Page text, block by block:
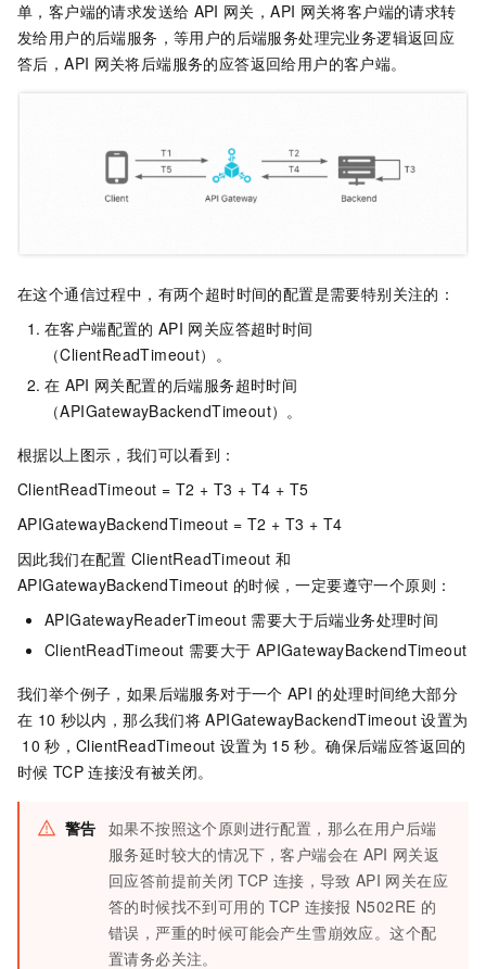
单，客户端的请求发送给 API 网关，API 网关将客户端的请求转
发给用户的后端服务，等用户的后端服务处理完业务逻辑返回应
答后，API 网关将后端服务的应答返回给用户的客户端。
在这个通信过程中，有两个超时时间的配置是需要特别关注的：
在客户端配置的 API 网关应答超时时间
（ClientReadTimeout）。
在 API 网关配置的后端服务超时时间
（APIGatewayBackendTimeout）。
根据以上图示，我们可以看到：
ClientReadTimeout = T2 + T3 + T4 + T5
APIGatewayBackendTimeout = T2 + T3 + T4
因此我们在配置 ClientReadTimeout 和
APIGatewayBackendTimeout 的时候，一定要遵守一个原则：
APIGatewayReaderTimeout 需要大于后端业务处理时间
ClientReadTimeout 需要大于 APIGatewayBackendTimeout
我们举个例子，如果后端服务对于一个 API 的处理时间绝大部分
在 10 秒以内，那么我们将 APIGatewayBackendTimeout 设置为
10 秒，ClientReadTimeout 设置为 15 秒。确保后端应答返回的
时候 TCP 连接没有被关闭。
警告 如果不按照这个原则进行配置，那么在用户后端
服务延时较大的情况下，客户端会在 API 网关返
回应答前提前关闭 TCP 连接，导致 API 网关在应
答的时候找不到可用的 TCP 连接报 N502RE 的
错误，严重的时候可能会产生雪崩效应。这个配
置请务必关注。